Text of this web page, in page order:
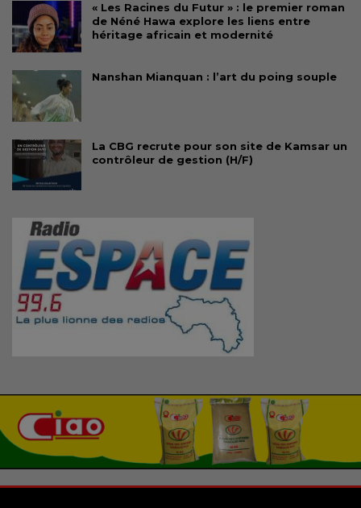
« Les Racines du Futur » : le premier roman
de Néné Hawa explore les liens entre
héritage africain et modernité
Nanshan Mianquan : l’art du poing souple
La CBG recrute pour son site de Kamsar un
contrôleur de gestion (H/F)